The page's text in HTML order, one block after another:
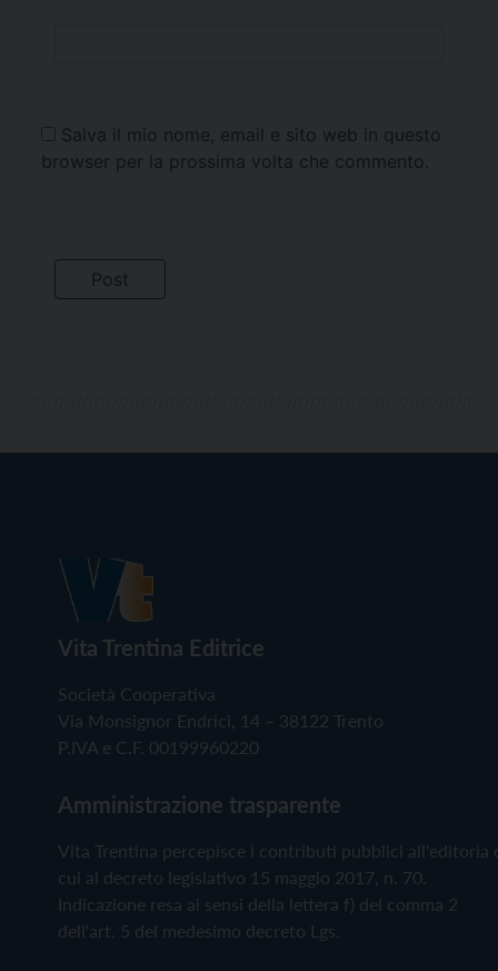
Salva il mio nome, email e sito web in questo
browser per la prossima volta che commento.
Vita Trentina Editrice
Società Cooperativa
Via Monsignor Endrici, 14 – 38122 Trento
P.IVA e C.F. 00199960220
Amministrazione trasparente
Vita Trentina percepisce i contributi pubblici all'editoria
cui al decreto legislativo 15 maggio 2017, n. 70.
Indicazione resa ai sensi della lettera f) del comma 2
dell'art. 5 del medesimo decreto Lgs.